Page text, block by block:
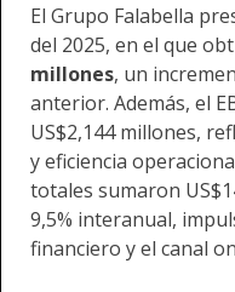
El Grupo Falabella
del 2025, en el que
millones, un
anterior. Además, el
US$2,144 millones,
y eficiencia
totales sumaron
9,5% interanual,
financiero y el canal